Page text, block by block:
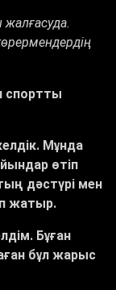
спортты
Мұнда
өтіп
дәстүрі мен
жатыр.
Бұған
бұл жарыс